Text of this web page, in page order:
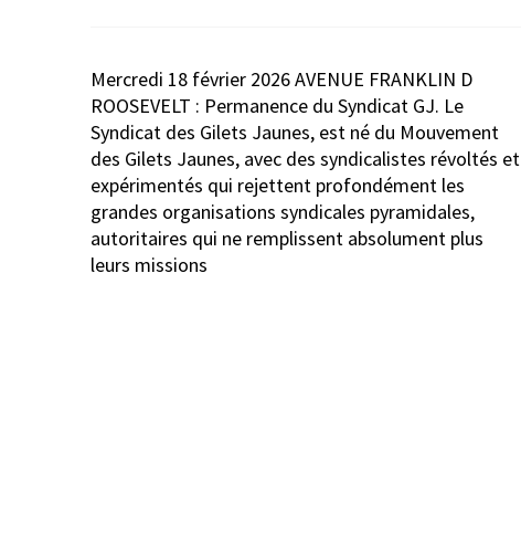
Navigation
de
l’article
Mercredi 18 février 2026 AVENUE FRANKLIN D
ROOSEVELT : Permanence du Syndicat GJ. Le
Syndicat des Gilets Jaunes, est né du Mouvement
des Gilets Jaunes, avec des syndicalistes révoltés et
expérimentés qui rejettent profondément les
grandes organisations syndicales pyramidales,
autoritaires qui ne remplissent absolument plus
leurs missions